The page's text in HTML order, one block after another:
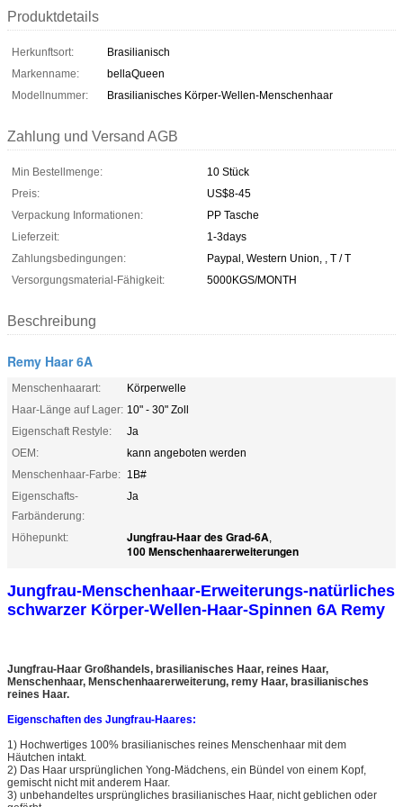
Produktdetails
Herkunftsort:
Brasilianisch
Markenname:
bellaQueen
Modellnummer:
Brasilianisches Körper-Wellen-Menschenhaar
Zahlung und Versand AGB
Min Bestellmenge:
10 Stück
Preis:
US$8-45
Verpackung Informationen:
PP Tasche
Lieferzeit:
1-3days
Zahlungsbedingungen:
Paypal, Western Union, , T / T
Versorgungsmaterial-Fähigkeit:
5000KGS/MONTH
Beschreibung
Remy Haar 6A
Menschenhaarart:
Körperwelle
Haar-Länge auf Lager: 10" - 30" Zoll
Eigenschaft Restyle:
Ja
OEM:
kann angeboten werden
Menschenhaar-Farbe: 1B#
Eigenschafts-
Farbänderung:
Ja
Höhepunkt: Jungfrau-Haar des Grad-6A,
100 Menschenhaarerweiterungen
Jungfrau-Menschenhaar-Erweiterungs-natürliches
schwarzer Körper-Wellen-Haar-Spinnen 6A Remy
Jungfrau-Haar Großhandels, brasilianisches Haar, reines Haar,
Menschenhaar, Menschenhaarerweiterung, remy Haar, brasilianisches
reines Haar.
Eigenschaften des Jungfrau-Haares:
1) Hochwertiges 100% brasilianisches reines Menschenhaar mit dem
Häutchen intakt.
2) Das Haar ursprünglichen Yong-Mädchens, ein Bündel von einem Kopf,
gemischt nicht mit anderem Haar.
3) unbehandeltes ursprüngliches brasilianisches Haar, nicht geblichen oder